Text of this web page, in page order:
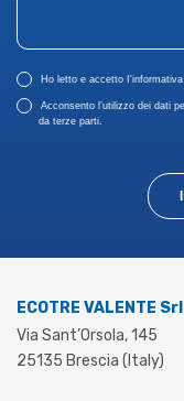
Ho letto e accetto
Acconsento l’utilizzo dei dati
da terze parti.
ECOTRE VALENTE Srl
Via Sant’Orsola, 145
25135 Brescia (Italy)